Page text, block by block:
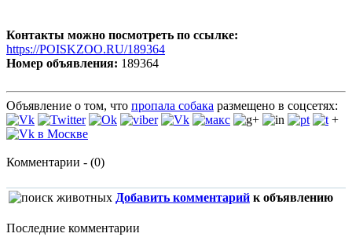
Контакты можно посмотреть по ссылке:
https://POISKZOO.RU/189364
Номер объявления: 189364
Объявление о том, что пропала собака размещено в соцсетях:
+
Комментарии - (0)
Добавить комментарий к объявлению
Последние комментарии